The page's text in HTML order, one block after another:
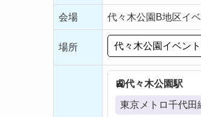
会場 代々木公園B地区イ
場所 代々木公園イベン
代々木公園駅
東京メトロ千代田